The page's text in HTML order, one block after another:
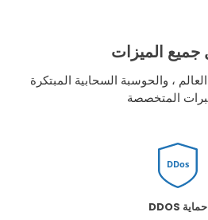
الميزات
، والحوسبة السحابية المبتكرة
المتخصصة
DDos
حماية DDOS